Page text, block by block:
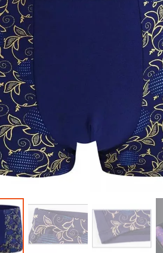
de trajes de baño para hombres
de trajes de baño para niños